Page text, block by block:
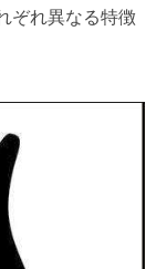
ぞれ異なる特徴